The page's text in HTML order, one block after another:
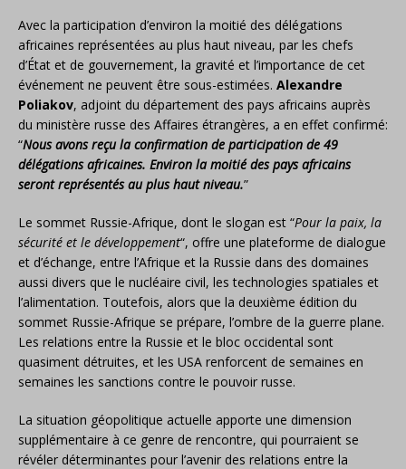
Avec la participation d’environ la moitié des délégations
africaines représentées au plus haut niveau, par les chefs
d’État et de gouvernement, la gravité et l’importance de cet
événement ne peuvent être sous-estimées. Alexandre
Poliakov, adjoint du département des pays africains auprès
du ministère russe des Affaires étrangères, a en effet confirmé:
“Nous avons reçu la confirmation de participation de 49
délégations africaines. Environ la moitié des pays africains
seront représentés au plus haut niveau.”
Le sommet Russie-Afrique, dont le slogan est “Pour la paix, la
sécurité et le développement“, offre une plateforme de dialogue
et d’échange, entre l’Afrique et la Russie dans des domaines
aussi divers que le nucléaire civil, les technologies spatiales et
l’alimentation. Toutefois, alors que la deuxième édition du
sommet Russie-Afrique se prépare, l’ombre de la guerre plane.
Les relations entre la Russie et le bloc occidental sont
quasiment détruites, et les USA renforcent de semaines en
semaines les sanctions contre le pouvoir russe.
La situation géopolitique actuelle apporte une dimension
supplémentaire à ce genre de rencontre, qui pourraient se
révéler déterminantes pour l’avenir des relations entre la